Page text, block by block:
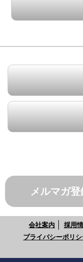
メルマガ登
会社案内 採用
プライバシーポリ